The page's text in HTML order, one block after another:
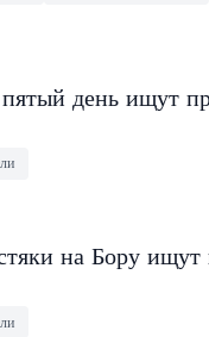
пятый день ищут
на Бору